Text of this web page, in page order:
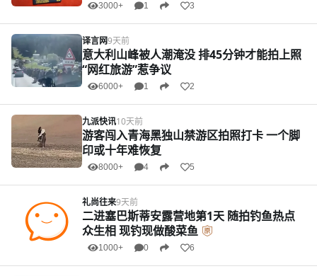
3000+ 1 3
译言网9天前
意大利山峰被人潮淹没 排45分钟才能拍上照
“网红旅游”惹争议
6000+ 1 2
九派快讯10天前
游客闯入青海黑独山禁游区拍照打卡 一个脚
印或十年难恢复
8000+ 4 5
礼尚往来9天前
二进塞巴斯蒂安露营地第1天 随拍钓鱼热点
众生相 现钓现做酸菜鱼
1000+ 0 6